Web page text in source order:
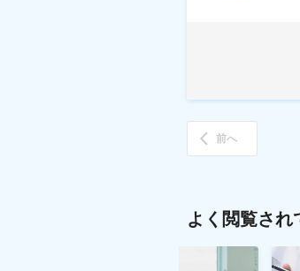
前へ
よく閲覧され